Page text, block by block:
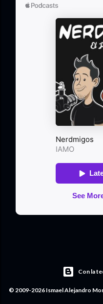
Con la
© 2009-2026 Ismael Alejandro